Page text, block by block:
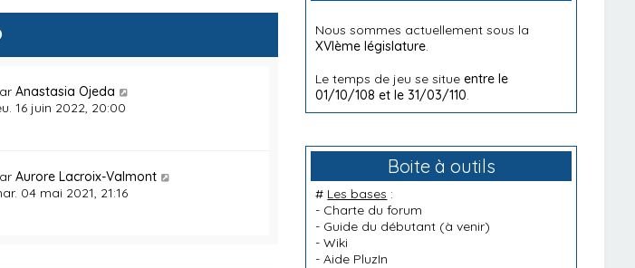
Anastasia Ojeda
16 juin 2022, 20:00
Aurore Lacroix-Valmont
04 mai 2021, 21:16
Nous sommes actuellement sous la
XVIème législature.
Le temps de jeu se situeentre le
01/10/108 et le 31/03/110.
Boite à outils
# Les bases :
- Charte du forum
- Guide du débutant (à venir)
-Wiki
-Aide PluzIn